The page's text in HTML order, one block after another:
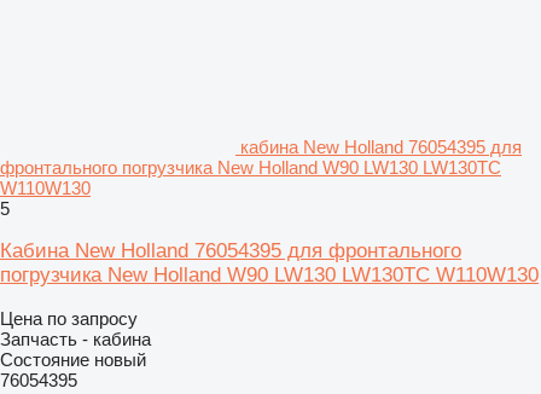
кабина New Holland 76054395 для
фронтального погрузчика New Holland W90 LW130 LW130TC
W110W130
5
Кабина New Holland 76054395 для фронтального
погрузчика New Holland W90 LW130 LW130TC W110W130
Цена по запросу
Запчасть - кабина
Состояние новый
76054395